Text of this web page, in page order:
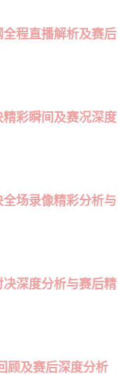
程直播解析及赛后
彩瞬间及赛况深度
场录像精彩分析与
深度分析与赛后精
顾及赛后深度分析